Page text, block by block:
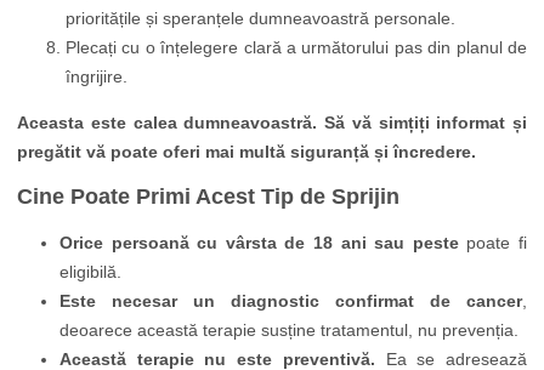
prioritățile și speranțele dumneavoastră personale.
Plecați cu o înțelegere clară a următorului pas din planul de
îngrijire.
Aceasta este calea dumneavoastră. Să vă simțiți informat și
pregătit vă poate oferi mai multă siguranță și încredere.
Cine Poate Primi Acest Tip de Sprijin
Orice persoană cu vârsta de 18 ani sau pestepoate fi
eligibilă.
Este necesar un diagnostic confirmat de cancer,
deoarece această terapie susține tratamentul, nu prevenția.
Această terapie nu este preventivă. Ea se adresează